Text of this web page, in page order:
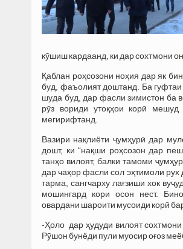
кӯшиш кардаанд, ки дар сохтмони
Қаблан роҳсозони ноҳия дар як
буд, фаъолият доштанд. Ба гуфтаи
шуда буд, дар фасли зимистон ба
рӯз вориди утоқҳои корӣ
мегирифтанд.
Вазири нақлиёти ҷумҳурӣ дар
дошт, ки “нақши роҳсозон дар
танҳо вилоят, балки тамоми
дар чаҳор фасли сол эҳтимоли рух
тарма, сангчарху лағзиши хок
мошингард кори осон нест.
овардани шароити мусоиди корӣ
-Ҳоло дар ҳудуди вилоят
Рӯшон бунёди пули муосир оғоз